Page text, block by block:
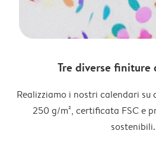
Tre diverse finiture
Realizziamo i nostri calendari
250 g/m², certificata FSC e
sostenibili.